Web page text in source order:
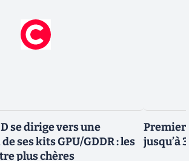
se dirige vers une
ses kits GPU/GDDR : les
plus chères
jusqu’à